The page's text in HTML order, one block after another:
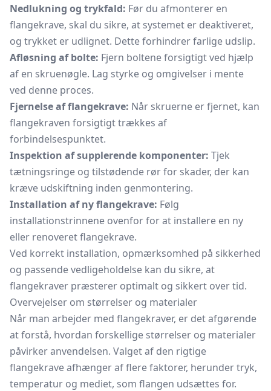
Nedlukning og trykfald: Før du afmonterer en
flangekrave, skal du sikre, at systemet er deaktiveret,
og trykket er udlignet. Dette forhindrer farlige udslip.
Afløsning af bolte: Fjern boltene forsigtigt ved hjælp
af en skruenøgle. Lag styrke og omgivelser i mente
ved denne proces.
Fjernelse af flangekrave: Når skruerne er fjernet, kan
flangekraven forsigtigt trækkes af
forbindelsespunktet.
Inspektion af supplerende komponenter: Tjek
tætningsringe og tilstødende rør for skader, der kan
kræve udskiftning inden genmontering.
Installation af ny flangekrave: Følg
installationstrinnene ovenfor for at installere en ny
eller renoveret flangekrave.
Ved korrekt installation, opmærksomhed på sikkerhed
og passende vedligeholdelse kan du sikre, at
flangekraver præsterer optimalt og sikkert over tid.
Overvejelser om størrelser og materialer
Når man arbejder med flangekraver, er det afgørende
at forstå, hvordan forskellige størrelser og materialer
påvirker anvendelsen. Valget af den rigtige
flangekrave afhænger af flere faktorer, herunder tryk,
temperatur og mediet, som flangen udsættes for.